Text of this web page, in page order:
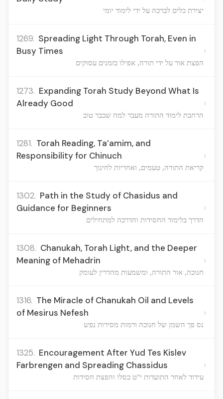
יצירת כלים לברכה על ידי לימוד יומי
1269. Spreading Light Through Torah, Even in
Busy Times
הפצת אור על ידי תורה, אפילו בזמנים עסוקים
›
1273. Expanding Torah Study Beyond What Is
Already Good
הרחבת לימוד התורה מעבר למה שכבר טוב
›
1281. Torah Reading, Ta’amim, and
Responsibility for Chinuch
קריאת התורה, טעמים, ואחריות לחינוך
›
1302. Path in the Study of Chasidus and
Guidance for Beginners
הדרך בלימוד החסידות והדרכה למתחילים
›
1308. Chanukah, Torah Light, and the Deeper
Meaning of Mehadrin
חנוכה, אור התורה, ומשמעות מהדרין לעומק
›
1316. The Miracle of Chanukah Oil and Levels
of Mesirus Nefesh
נס פך השמן של חנוכה ורמות מסירות נפש
›
1325. Encouragement After Yud Tes Kislev
Farbrengen and Spreading Chassidus
עידוד לאחר התועדות י"ט כסלו והפצת חסידות
›